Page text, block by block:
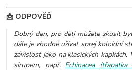
📩 ODPOVĚĎ
Dobrý den, pro děti můžete zkusit
dále je vhodné užívat sprej koloidní
závislost jako na klasických
sirupem, např. Echinacea (třapatka